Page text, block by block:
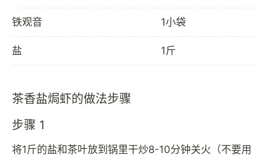
铁观音 1小袋
盐 1斤
茶香盐焗虾的做法步骤
步骤 1
将1斤的盐和茶叶放到锅里干炒8-10分钟关火（不要用